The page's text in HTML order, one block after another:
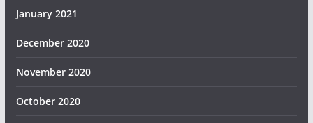
January 2021
December 2020
November 2020
October 2020